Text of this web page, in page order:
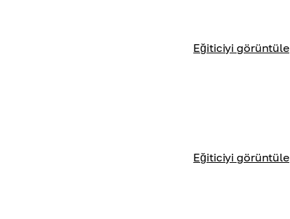
Eğiticiyi görüntüle
Eğiticiyi görüntüle